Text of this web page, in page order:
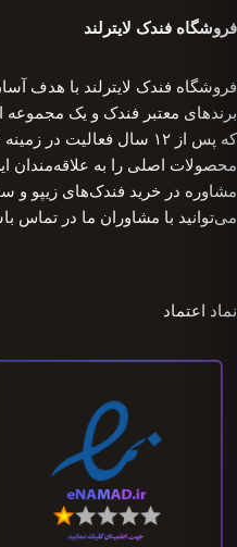
فروشگاه فندک لایترلند
فروشگاه فندک لایترلند با هدف
برندهای معتبر فندک و یک مجموعه
که پس از ۱۲ سال فعالیت
محصولات اصلی را به علاقه‌مندان
مشاوره در خرید فندک‌های زیپو و
می‌توانید با مشاوران ما در تماس
نماد اعتماد